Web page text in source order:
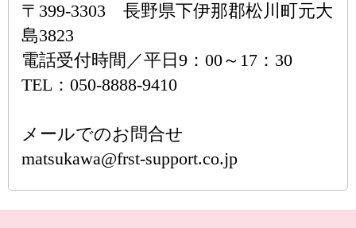
〒399-3303 長野県下伊那郡松川町元大
島3823
電話受付時間／平日9：00～17：30
TEL：050-8888-9410
メールでのお問合せ
matsukawa@frst-support.co.jp